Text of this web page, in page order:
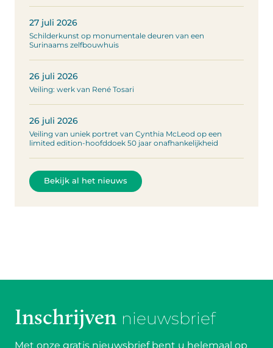
27 juli 2026
Schilderkunst op monumentale deuren van een
Surinaams zelfbouwhuis
26 juli 2026
Veiling: werk van René Tosari
26 juli 2026
Veiling van uniek portret van Cynthia McLeod op een
limited edition-hoofddoek 50 jaar onafhankelijkheid
Bekijk al het nieuws
Inschrijven nieuwsbrief
Met onze gratis nieuwsbrief bent u helemaal op